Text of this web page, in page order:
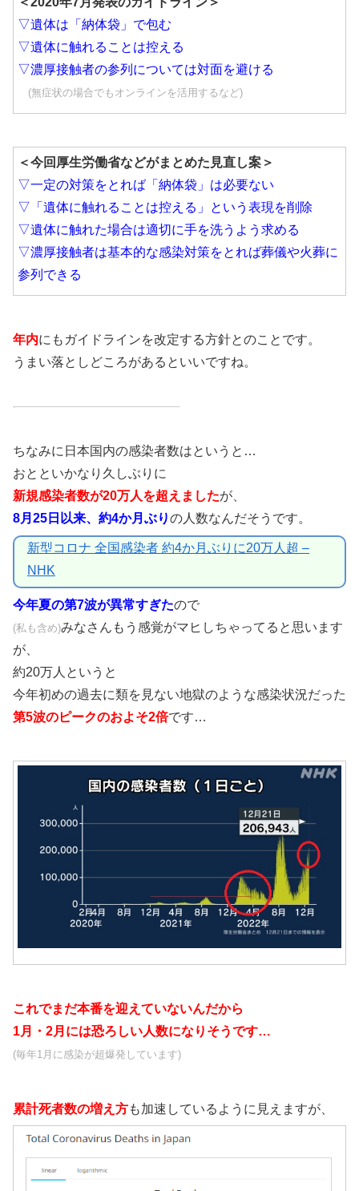
▽遺体は「納体袋」で包む
▽遺体に触れることは控える
▽濃厚接触者の参列については対面を避ける
(無症状の場合でもオンラインを活用するなど)
＜今回厚生労働省などがまとめた見直し案＞
▽一定の対策をとれば「納体袋」は必要ない
▽「遺体に触れることは控える」という表現を削除
▽遺体に触れた場合は適切に手を洗うよう求める
▽濃厚接触者は基本的な感染対策をとれば葬儀や火葬に
参列できる
年内にもガイドラインを改定する方針とのことです。
うまい落としどころがあるといいですね。
ちなみに日本国内の感染者数はというと…
おとといかなり久しぶりに
新規感染者数が20万人を超えましたが、
8月25日以来、約4か月ぶりの人数なんだそうです。
新型コロナ 全国感染者 約4か月ぶりに20万人超 –
NHK
今年夏の第7波が異常すぎたので
(私も含め)みなさんもう感覚がマヒしちゃってると思います
が、
約20万人というと
今年初めの過去に類を見ない地獄のような感染状況だった
第5波のピークのおよそ2倍です…
これでまだ本番を迎えていないんだから
1月・2月には恐ろしい人数になりそうです…
(毎年1月に感染が超爆発しています)
累計死者数の増え方も加速しているように見えますが、